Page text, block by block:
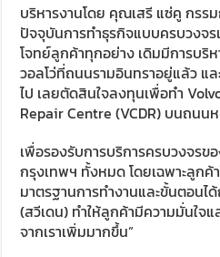
บริหารงานโดย คุณเสรี แซ่คู กรรม
ปัจจุบันการทำธุรกิจแบบครบวงจ
โจทย์ลูกค้าทุกอย่าง เดิมมีการบริ
วอลโว่ที่ถนนรามอินทราอยู่แล้ว แ
ไป เลยตัดสินใจลงทุนเพื่อทำ
Repair Centre (VCDR) บนถนน
เพื่อรองรับการบริการครบวงจรข
กรุงเทพฯ ทั้งหมด โดยเฉพาะลูกค้
มาตรฐานการทำงานและขั้นตอนไ
(สวีเดน) ทำให้ลูกค้ามีความมั่นใจแ
จากเราเพิ่มมากขึ้น”